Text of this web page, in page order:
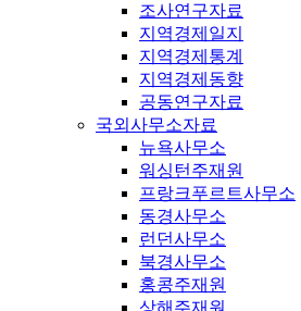
조사연구자료
지역경제일지
지역경제통계
지역경제동향
공동연구자료
국외사무소자료
뉴욕사무소
워싱턴주재원
프랑크푸르트사무소
동경사무소
런던사무소
북경사무소
홍콩주재원
상해주재원